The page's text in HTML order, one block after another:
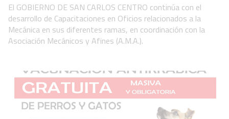
El GOBIERNO DE SAN CARLOS CENTRO continúa con el
desarrollo de Capacitaciones en Oficios relacionados a la
Mecánica en sus diferentes ramas, en coordinación con la
Asociación Mecánicos y Afines (A.M.A.).